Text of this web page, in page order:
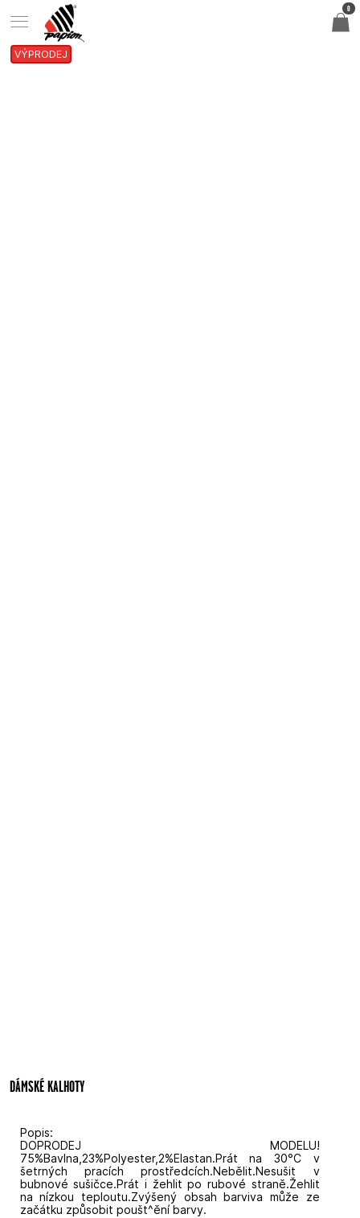
VÝPRODEJ
DÁMSKÉ KALHOTY
Popis:
DOPRODEJ MODELU!
75%Bavlna,23%Polyester,2%Elastan.Prát na 30°C v
šetrných pracích prostředcích.Nebělit.Nesušit v
bubnové sušičce.Prát i žehlit po rubové straně.Žehlit
na nízkou teploutu.Zvýšený obsah barviva může ze
začátku způsobit poušt^ění barvy.
0